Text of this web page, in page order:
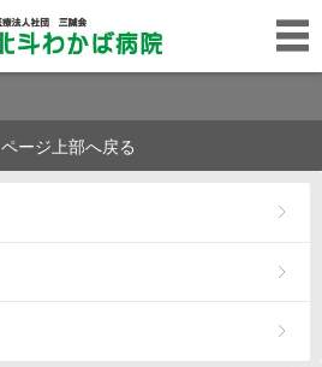
ページ上部へ戻る